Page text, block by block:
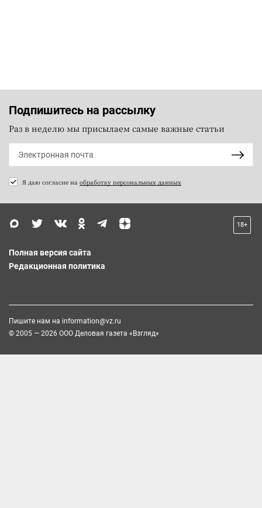
Подпишитесь на рассылку
Раз в неделю мы присылаем самые важные статьи
Я даю согласие на обработку персональных данных
18+
Полная версия сайта
Редакционная политика
Пишите нам на information@vz.ru
© 2005 — 2026 ООО Деловая газета «Взгляд»